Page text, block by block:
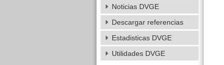
Noticias DVGE
Descargar referencias
Estadisticas DVGE
Utilidades DVGE